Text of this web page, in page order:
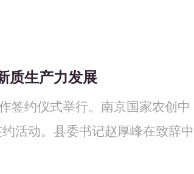
质生产力发展
签约仪式举行。南京国家农创中
活动。县委书记赵厚峰在致辞中